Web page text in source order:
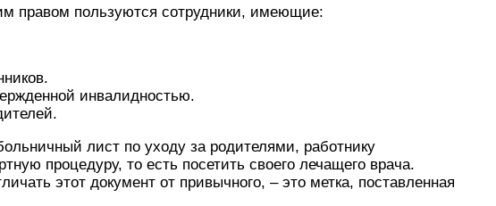
правом пользуются сотрудники, имеющие:
инвалидностью.
лист по уходу за родителями, работнику
процедуру, то есть посетить своего лечащего врача.
этот документ от привычного, – это метка, поставленная